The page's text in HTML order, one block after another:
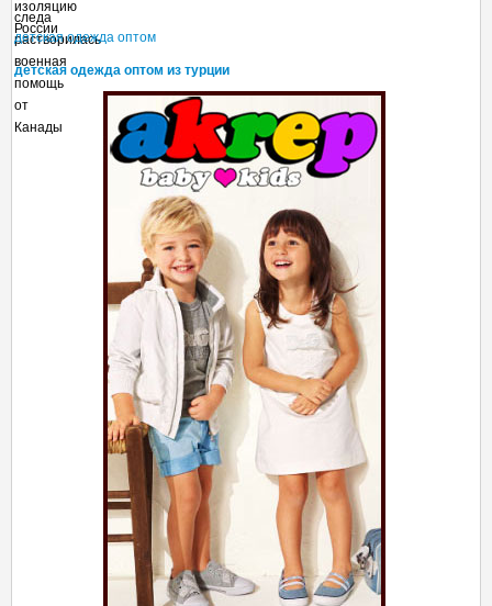
детская одежда оптом
детская одежда оптом из турции